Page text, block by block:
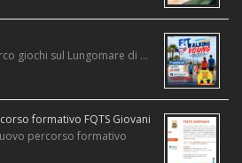
giochi sul Lungomare di …
formativo FQTS Giovani
percorso formativo